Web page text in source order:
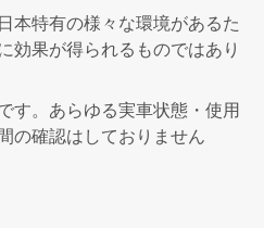
本特有の様々な環境があるた
効果が得られるものではあり
す。あらゆる実車状態・使用
の確認はしておりません